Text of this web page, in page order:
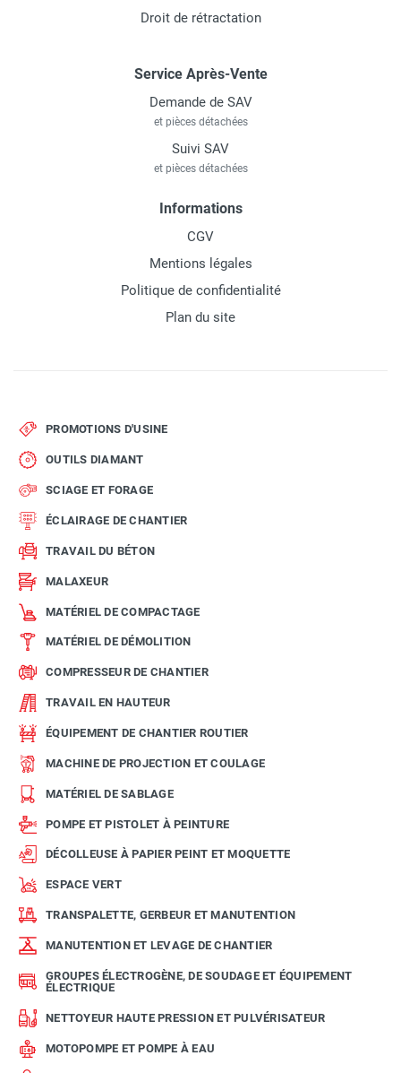
Droit de rétractation
Service Après-Vente
Demande de SAV
et pièces détachées
Suivi SAV
et pièces détachées
Informations
CGV
Mentions légales
Politique de confidentialité
Plan du site
PROMOTIONS D'USINE
OUTILS DIAMANT
SCIAGE ET FORAGE
ÉCLAIRAGE DE CHANTIER
TRAVAIL DU BÉTON
MALAXEUR
MATÉRIEL DE COMPACTAGE
MATÉRIEL DE DÉMOLITION
COMPRESSEUR DE CHANTIER
TRAVAIL EN HAUTEUR
ÉQUIPEMENT DE CHANTIER ROUTIER
MACHINE DE PROJECTION ET COULAGE
MATÉRIEL DE SABLAGE
POMPE ET PISTOLET À PEINTURE
DÉCOLLEUSE À PAPIER PEINT ET MOQUETTE
ESPACE VERT
TRANSPALETTE, GERBEUR ET MANUTENTION
MANUTENTION ET LEVAGE DE CHANTIER
GROUPES ÉLECTROGÈNE, DE SOUDAGE ET ÉQUIPEMENT
ÉLECTRIQUE
NETTOYEUR HAUTE PRESSION ET PULVÉRISATEUR
MOTOPOMPE ET POMPE À EAU